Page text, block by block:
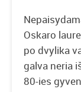
Oskaro
po dvylika
galva neria
80-ies